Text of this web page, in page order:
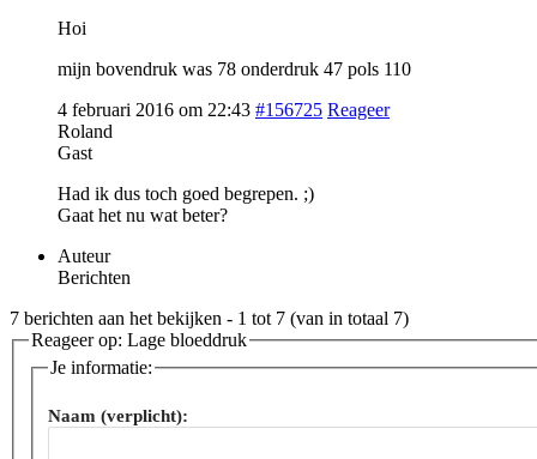
Hoi
mijn bovendruk was 78 onderdruk 47 pols 110
4 februari 2016 om 22:43 #156725 Reageer
Roland
Gast
Had ik dus toch goed begrepen. ;)
Gaat het nu wat beter?
Auteur
Berichten
7 berichten aan het bekijken - 1 tot 7 (van in totaal 7)
Reageer op: Lage bloeddruk
Je informatie:
Naam (verplicht):